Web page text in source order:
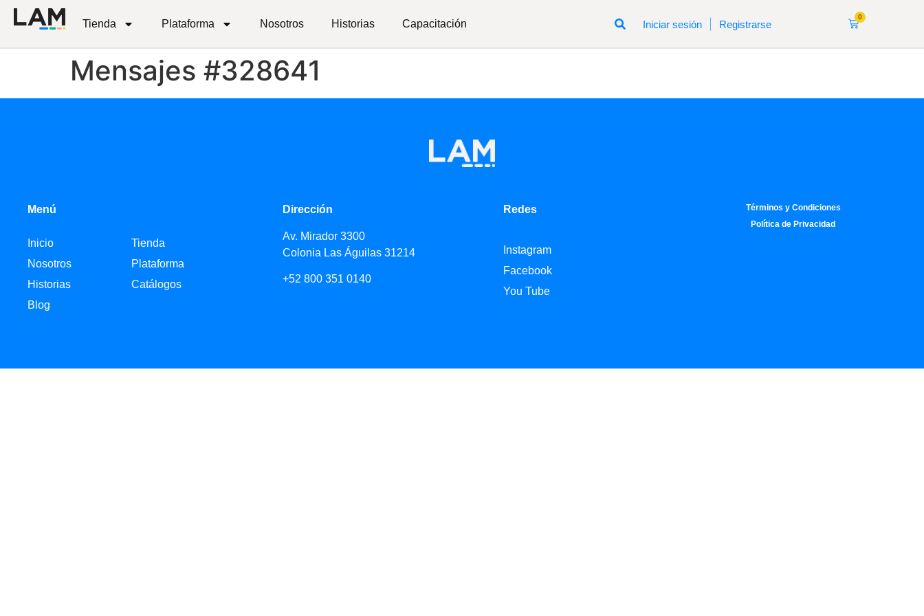
Tienda Plataforma Nosotros Historias Capacitación Iniciar sesión Registrarse
0
Mensajes #328641
Menú
Inicio
Nosotros
Historias
Blog
Tienda
Plataforma
Catálogos
Dirección
Av. Mirador 3300
Colonia Las Águilas 31214
+52 800 351 0140
Redes
Instagram
Facebook
You Tube
Términos y Condiciones
Política de Privacidad